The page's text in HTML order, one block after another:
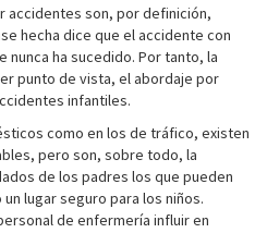
accidentes son, por definición,
hecha dice que el accidente con
ha sucedido. Por tanto, la
punto de vista, el abordaje por
infantiles.
como en los de tráfico, existen
pero son, sobre todo, la
de los padres los que pueden
lugar seguro para los niños.
de enfermería influir en